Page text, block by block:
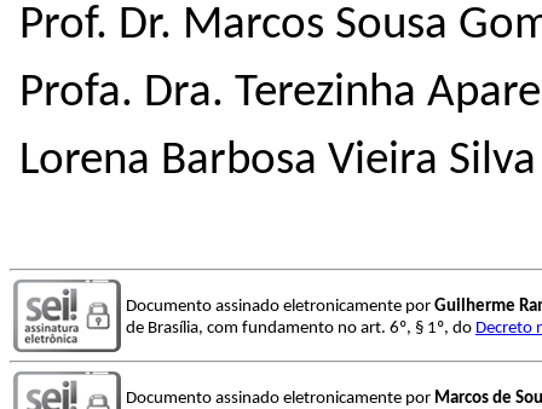
Prof. Dr. Marcos Sousa
Profa. Dra. Terezinha
Lorena Barbosa Vieira
Documento assinado eletronicamente por Guilherme
de Brasília, com fundamento no art. 6º, § 1º, do Decreto
Documento assinado eletronicamente por Marcos de